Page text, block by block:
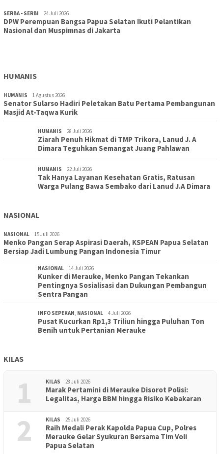
SERBA - SERBI 24 Juli 2026
DPW Perempuan Bangsa Papua Selatan Ikuti Pelantikan
Nasional dan Muspimnas di Jakarta
TOPIK 30 Juli 2026
Wujudkan Sekolah Adiwiyata:SD Inpres Polder Merauke
HUMANIS
HUMANIS 1 Agustus 2026
Senator Sularso Hadiri Peletakan Batu Pertama Pembangunan
Masjid At-Taqwa Kurik
HUMANIS 28 Juli 2026
Ziarah Penuh Hikmat di TMP Trikora, Lanud J. A
Dimara Teguhkan Semangat Juang Pahlawan
HUMANIS 22 Juli 2026
Tak Hanya Layanan Kesehatan Gratis, Ratusan
Warga Pulang Bawa Sembako dari Lanud J.A Dimara
NASIONAL
NASIONAL 15 Juli 2026
Menko Pangan Serap Aspirasi Daerah, KSPEAN Papua Selatan
Bersiap Jadi Lumbung Pangan Indonesia Timur
NASIONAL 14 Juli 2026
Kunker di Merauke, Menko Pangan Tekankan
Pentingnya Sosialisasi dan Dukungan Pembangun
Sentra Pangan
INFO SEPEKAN, NASIONAL 4 Juli 2026
Pusat Kucurkan Rp1,3 Triliun hingga Puluhan Ton
Benih untuk Pertanian Merauke
KILAS
1 KILAS 28 Juli 2026
Marak Pertamini di Merauke Disorot Polisi:
Legalitas, Harga BBM hingga Risiko Kebakaran
2 KILAS 25 Juli 2026
Raih Medali Perak Kapolda Papua Cup, Polres
Merauke Gelar Syukuran Bersama Tim Voli
Papua Selatan